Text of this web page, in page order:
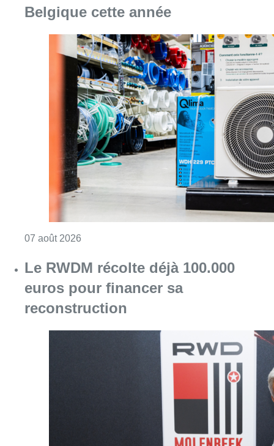
Belgique cette année
07 août 2026
Le RWDM récolte déjà 100.000
euros pour financer sa
reconstruction